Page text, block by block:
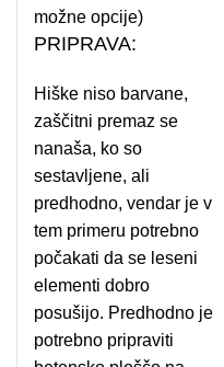
možne opcije)
PRIPRAVA:
Hiške niso barvane,
zaščitni premaz se
nanaša, ko so
sestavljene, ali
predhodno, vendar je v
tem primeru potrebno
počakati da se leseni
elementi dobro
posušijo. Predhodno je
potrebno pripraviti